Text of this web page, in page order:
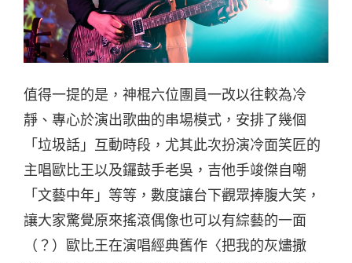
值得一提的是，神棍六位團員一改以往較為冷
靜、專心於演出歌曲的串場模式，安排了幾個
「垃圾話」互動時段，尤其此次扮演冷面笑匠的
主唱歐比王以及鑼鼓手老吳，吉他手竣傑自嘲
「文藝中年」等等，數度讓台下觀眾捧腹大笑，
讓大家驚覺原來搖滾偶像也可以有綜藝的一面
（？）歐比王在演唱經典舊作〈把我的灰燼撒